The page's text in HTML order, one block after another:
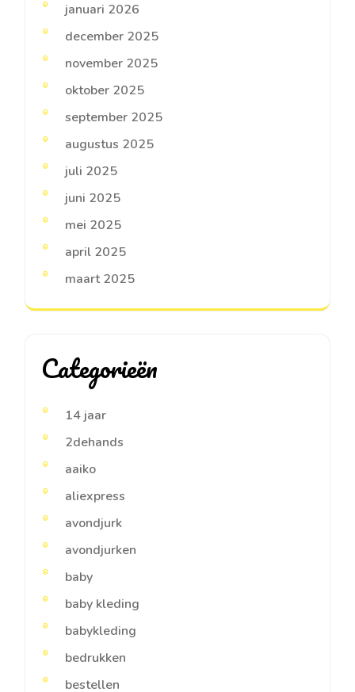
januari 2026
december 2025
november 2025
oktober 2025
september 2025
augustus 2025
juli 2025
juni 2025
mei 2025
april 2025
maart 2025
Categorieën
14 jaar
2dehands
aaiko
aliexpress
avondjurk
avondjurken
baby
baby kleding
babykleding
bedrukken
bestellen